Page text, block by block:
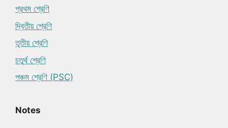
প্রথম শ্রেণি
দ্বিতীয় শ্রেণি
তৃতীয় শ্রেণি
চতুর্থ শ্রেণি
পঞ্চম শ্রেণি (PSC)
Notes